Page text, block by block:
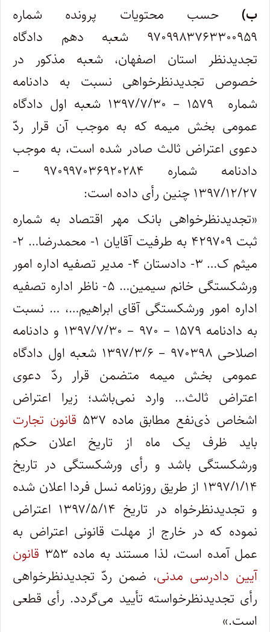
ب) حسب محتویات پرونده شماره
۹۷۰۹۹۸۳۷۶۳۳۰۰۹۵۹ شعبه دهم دادگاه
تجدیدنظر استان اصفهان، شعبه مذکور در
خصوص تجدیدنظرخواهی نسبت به دادنامه
شماره ۱۵۷۹ – ۱۳۹۷/۷/۳۰ شعبه اول دادگاه
عمومی بخش میمه که به موجب آن قرار ردّ
دعوی اعتراض ثالث صادر شده است، به موجب
دادنامه شماره ۹۷۰۹۹۷۰۳۶۹۲۰۲۸۴ –
۱۳۹۷/۱۲/۲۷ چنین رأی داده است:
«تجدیدنظرخواهی بانک مهر اقتصاد به شماره
ثبت ۴۲۹۷۰۹ به طرفیت آقایان ۱- محمدرضا… ۲-
میثم ک… ۳- دادستان ۴- مدیر تصفیه اداره امور
ورشکستگی خانم سیمین… ۵- ناظر اداره تصفیه
اداره امور ورشکستگی آقای ابراهیم…، … نسبت
به دادنامه ۱۵۷۹ – ۹۷۰ – ۱۳۹۷/۷/۳۰ و دادنامه
اصلاحی ۹۷۰۳۹۸ – ۱۳۹۷/۳/۶ شعبه اول دادگاه
عمومی بخش میمه متضمن قرار ردّ دعوی
اعتراض ثالث… وارد نمی‌باشد؛ زیرا اعتراض
اشخاص ذی‌نفع مطابق ماده ۵۳۷
قانون تجارت
باید ظرف یک ماه از تاریخ اعلان حکم
ورشکستگی باشد و رأی ورشکستگی در تاریخ
۱۳۹۷/۱/۱۴ از طریق روزنامه نسل فردا اعلان شده
و تجدیدنظرخواه در تاریخ ۱۳۹۷/۵/۱۴ اعتراض
نموده که در خارج از مهلت قانونی اعتراض به
عمل آمده است، لذا مستند به ماده ۳۵۳
قانون
آیین دادرسی مدنی، ضمن ردّ تجدیدنظرخواهی
رأی تجدیدنظرخواسته تأیید می‌گردد. رأی قطعی
است.»